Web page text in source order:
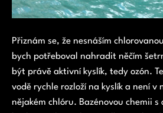
Přiznám se, že nesnáším
bych potřeboval nahradit něčím
být právě aktivní kyslík, tedy ozón.
vodě rychle rozloží na kyslík a není v
nějakém chlóru. Bazénovou chemii s